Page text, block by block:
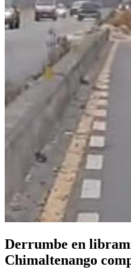
Derrumbe en
Chimaltenango